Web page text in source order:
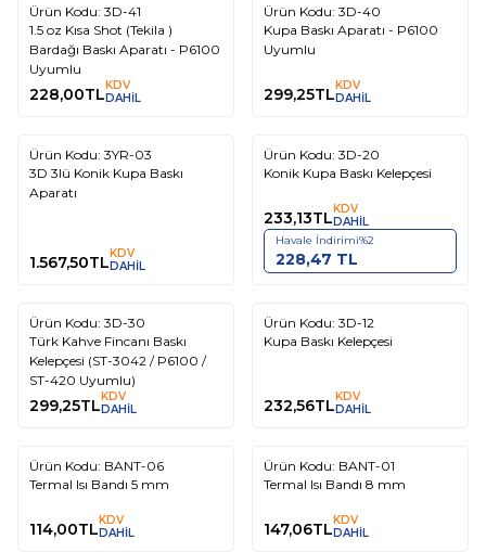
Ürün Kodu: 3D-41
1.5 oz Kısa Shot (Tekila )
Bardağı Baskı Aparatı - P6100
Uyumlu
228,00TLKDV
DAHİL
Ürün Kodu: 3D-40
Kupa Baskı Aparatı - P6100
Uyumlu
299,25TLKDV
DAHİL
Ürün Kodu: 3YR-03
3D 3lü Konik Kupa Baskı
Aparatı
1.567,50TLKDV
DAHİL
Ürün Kodu: 3D-20
Konik Kupa Baskı Kelepçesi
233,13TLKDV
DAHİL
Havale İndirimi%2
228,47 TL
Ürün Kodu: 3D-30
Türk Kahve Fincanı Baskı
Kelepçesi (ST-3042 / P6100 /
ST-420 Uyumlu)
299,25TLKDV
DAHİL
Ürün Kodu: 3D-12
Kupa Baskı Kelepçesi
232,56TLKDV
DAHİL
Ürün Kodu: BANT-06
Termal Isı Bandı 5 mm
114,00TLKDV
DAHİL
Ürün Kodu: BANT-01
Termal Isı Bandı 8 mm
147,06TLKDV
DAHİL